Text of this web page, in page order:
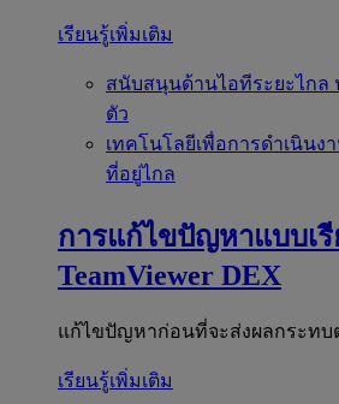
เรียนรู้เพิ่มเติม
สนับสนุนด้านไอทีระยะไกล
ตัว
เทคโนโลยีเพื่อการดำเนินง
ที่อยู่ไกล
การแก้ไขปัญหาแบบเ
TeamViewer DEX
แก้ไขปัญหาก่อนที่จะส่งผลกระทบ
เรียนรู้เพิ่มเติม